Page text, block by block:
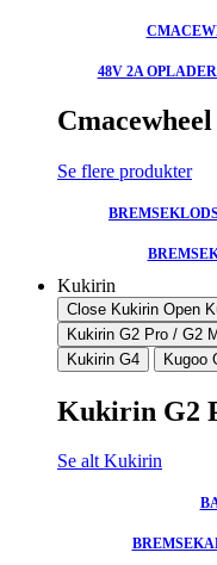
48V 2A
Se flere produkter
Kukirin
Close Kukirin Open
Kukirin G2 Pro / G2
Kukirin G4
Kugoo
Kukirin G2
Se alt Kukirin